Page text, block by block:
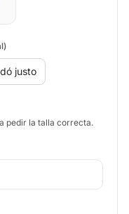
justo
pedir la talla correcta.